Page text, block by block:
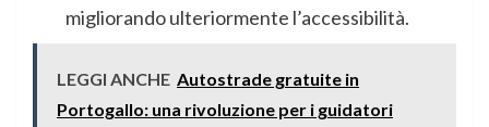
migliorando ulteriormente l’accessibilità.
LEGGI ANCHE Autostrade gratuite in
Portogallo: una rivoluzione per i guidatori